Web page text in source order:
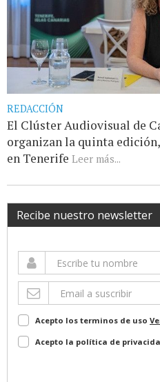
REDACCIÓN
El Clúster Audiovisual de
organizan la quinta
en Tenerife Leer más...
Recibe nuestro newsletter
Acepto los terminos de uso
Acepto la política de